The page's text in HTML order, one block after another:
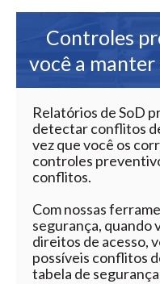
Controles
você a
Relatórios de SoD
detectar conflitos
vez que você os
controles
conflitos.
Com nossas
segurança, quando
direitos de acesso,
possíveis conflitos
tabela de